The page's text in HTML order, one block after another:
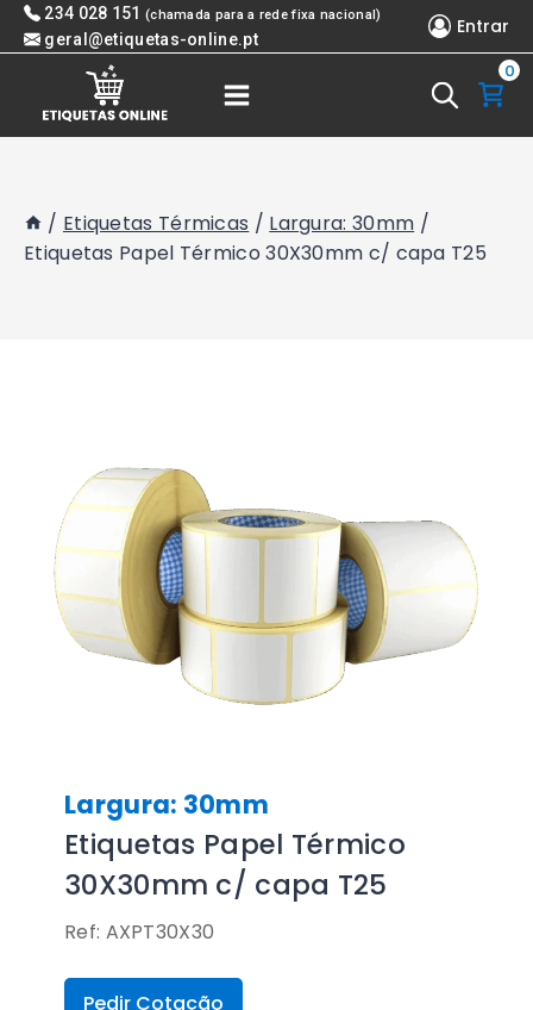
Skip 234 028 151 (chamada para a rede fixa nacional)
geral@etiquetas-online.pt
Entrar
0
/ Etiquetas Térmicas / Largura: 30mm /
Etiquetas Papel Térmico 30X30mm c/ capa T25
Largura: 30mm
Etiquetas Papel Térmico
30X30mm c/ capa T25
Ref: AXPT30X30
Pedir Cotação